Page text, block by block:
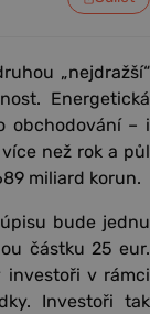
„nejdražší“
Energetická
obchodování – i
než rok a půl
miliard korun.
bude jednu
částku 25 eur.
investoři v rámci
Investoři tak